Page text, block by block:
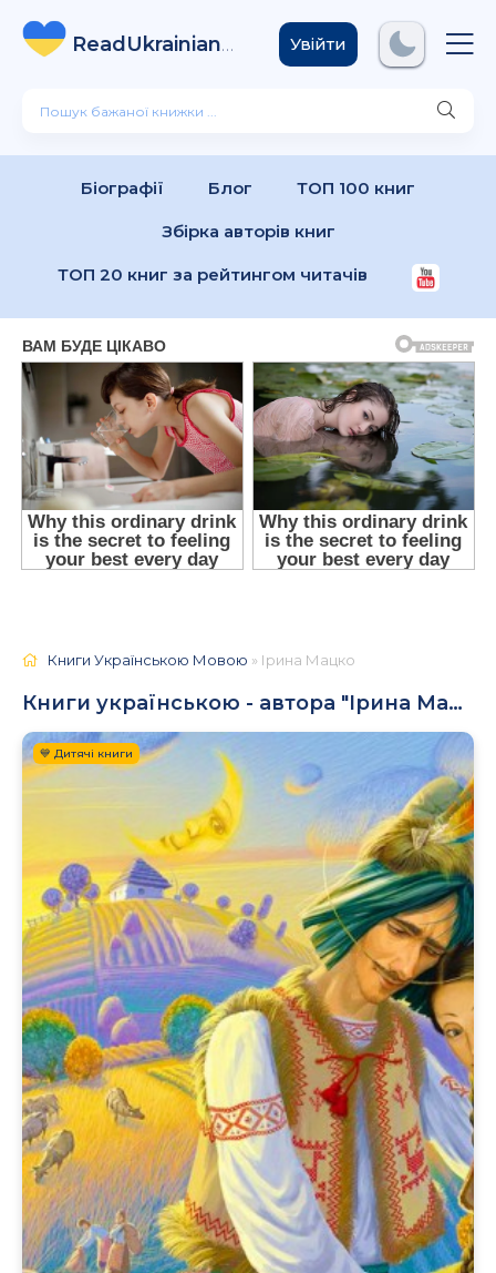
ReadUkrainian
Books .com
Увійти
Біографії Блог ТОП 100 книг
Збірка авторів книг
ТОП 20 книг за рейтингом читачів
Книги Українською Мовою » Ірина Мацко
Книги українською - автора "Ірина Мацко"
💙 Дитячі книги